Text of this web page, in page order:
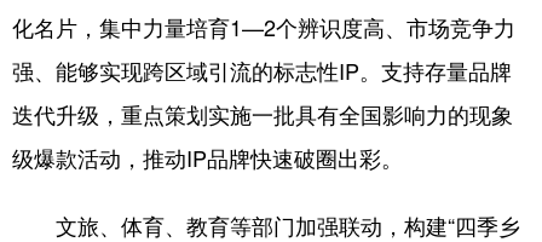
化名片，集中力量培育1—2个辨识度高、市场竞争力
强、能够实现跨区域引流的标志性IP。支持存量品牌
迭代升级，重点策划实施一批具有全国影响力的现象
级爆款活动，推动IP品牌快速破圈出彩。
文旅、体育、教育等部门加强联动，构建“四季乡